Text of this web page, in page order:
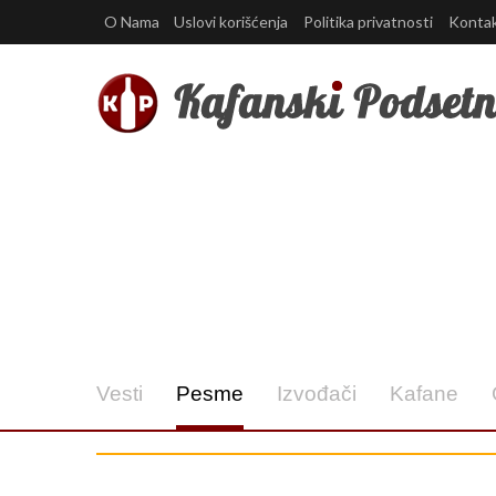
O Nama Uslovi korišćenja Politika privatnosti
Vesti Pesme Izvođači Kafane